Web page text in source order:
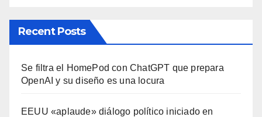
Recent Posts
Se filtra el HomePod con ChatGPT que prepara
OpenAI y su diseño es una locura
EEUU «aplaude» diálogo político iniciado en